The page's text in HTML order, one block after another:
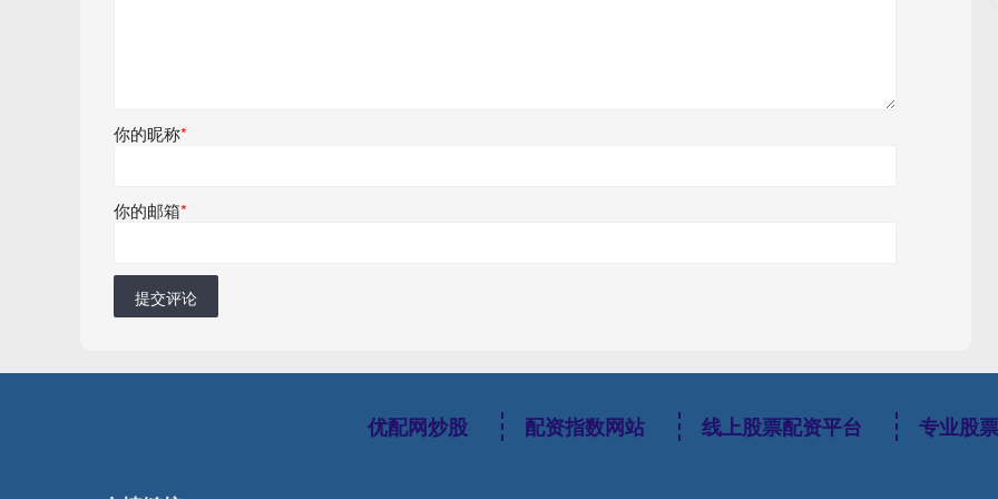
你的昵称*
你的邮箱*
提交评论
优配网炒股 配资指数网站 线上股票配资平台 专业股